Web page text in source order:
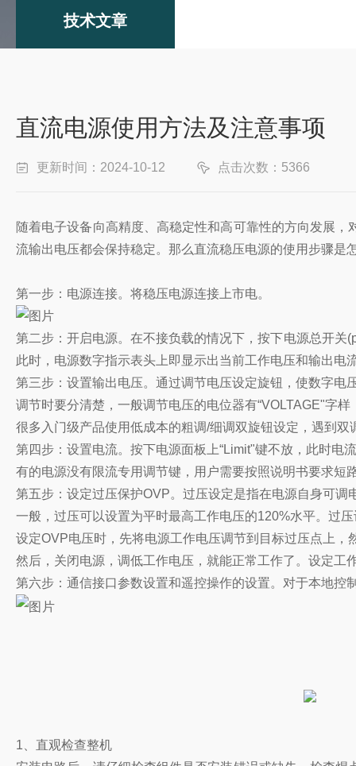
技术文章
直流电源使用方法及注意事项
更新时间：2024-10-12 点击次数：5366
随着电子设备向高精度、高稳定性和高可靠性的方向发展
流输出电压都会保持稳定。那么直流稳压电源的使用步骤是
第一步：电源连接。将稳压电源连接上市电。
第二步：开启电源。在不接负载的情况下，按下电源总开
此时，电源数字指示表头上即显示出当前工作电压和输出电
第三步：设置输出电压。通过调节电压设定旋钮，使数字
调节时要分清楚，一般调节电压的电位器有“VOLTAGE"字
很多入门级产品使用低成本的粗调/细调双旋钮设定，遇到
第四步：设置电流。按下电源面板上“Limit"键不放，此时电
有的电源没有限流专用调节键，用户需要按照说明书要求
第五步：设定过压保护OVP。过压设定是指在电源自身可
一般，过压可以设置为平时最高工作电压的120%水平。过
设定OVP电压时，先将电源工作电压调节到目标过压点上
然后，关闭电源，调低工作电压，就能正常工作了。设定
第六步：通信接口参数设置和遥控操作的设置。对于本地
1、直观检查整机